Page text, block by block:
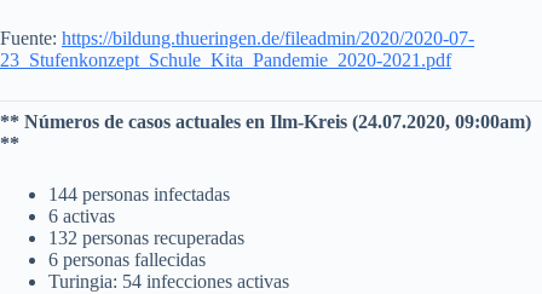
Fuente: https://bildung.thueringen.de/fileadmin/2020/2020-07-
23_Stufenkonzept_Schule_Kita_Pandemie_2020-2021.pdf
** Números de casos actuales en Ilm-Kreis (24.07.2020, 09:00am)
**
144 personas infectadas
6 activas
132 personas recuperadas
6 personas fallecidas
Turingia: 54 infecciones activas